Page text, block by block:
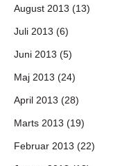
August 2013 (13)
Juli 2013 (6)
Juni 2013 (5)
Maj 2013 (24)
April 2013 (28)
Marts 2013 (19)
Februar 2013 (22)